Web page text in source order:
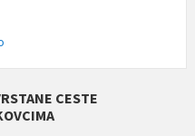
CESTE